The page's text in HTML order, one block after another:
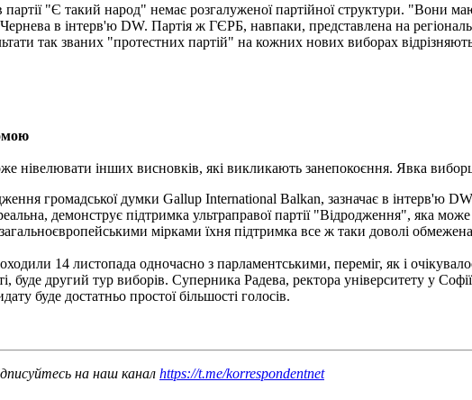
"Є такий народ" немає розгалуженої партійної структури. "Вони
в інтерв'ю DW. Партія ж ГЄРБ, навпаки, представлена на
так званих "протестних партій" на кожних нових виборах
нівелювати інших висновків, які викликають занепокоєння. Явка
громадської думки Gallup International Balkan, зазначає в інтерв'ю
демонструє підтримка ультраправої партії "Відродження", яка
мірками їхня підтримка все ж таки доволі
14 листопада одночасно з парламентськими, переміг, як і
буде другий тур виборів. Суперника Радева, ректора університету у
буде достатньо простої більшості голосів.
на наш канал https://t.me/korrespondentnet